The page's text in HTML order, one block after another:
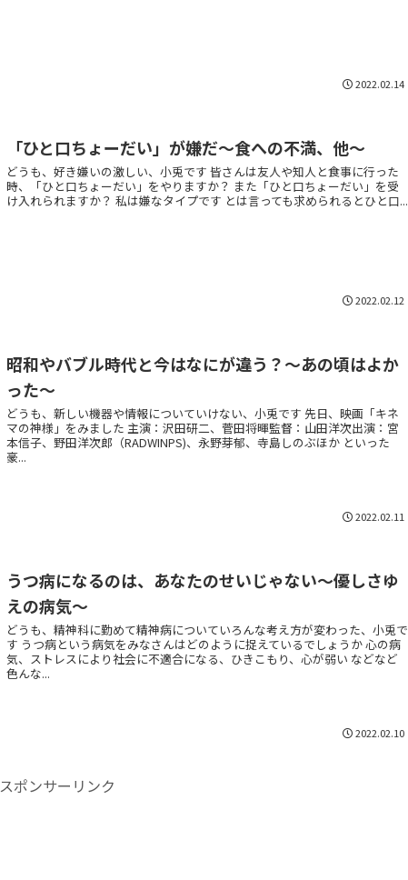
2022.02.14
「ひと口ちょーだい」が嫌だ～食への不満、他～
どうも、好き嫌いの激しい、小兎です 皆さんは友人や知人と食事に行った
時、「ひと口ちょーだい」をやりますか？ また「ひと口ちょーだい」を受
け入れられますか？ 私は嫌なタイプです とは言っても求められるとひと口...
2022.02.12
昭和やバブル時代と今はなにが違う？〜あの頃はよか
った〜
どうも、新しい機器や情報についていけない、小兎です 先日、映画「キネ
マの神様」をみました 主演：沢田研二、菅田将暉監督：山田洋次出演：宮
本信子、野田洋次郎（RADWINPS)、永野芽郁、寺島しのぶほか といった
豪...
2022.02.11
うつ病になるのは、あなたのせいじゃない～優しさゆ
えの病気～
どうも、精神科に勤めて精神病についていろんな考え方が変わった、小兎で
す うつ病という病気をみなさんはどのように捉えているでしょうか 心の病
気、ストレスにより社会に不適合になる、ひきこもり、心が弱い などなど
色んな...
2022.02.10
スポンサーリンク